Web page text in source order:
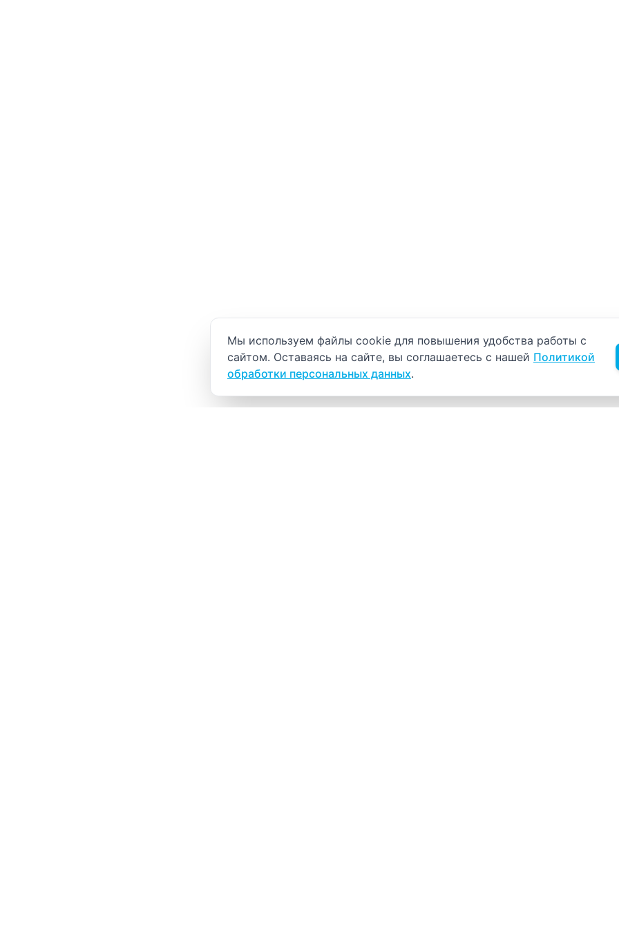
Уведомление об использовании cookie
Мы используем файлы cookie для повышения удобства работы с
сайтом. Оставаясь на сайте, вы соглашаетесь с нашей Политикой
обработки персональных данных.